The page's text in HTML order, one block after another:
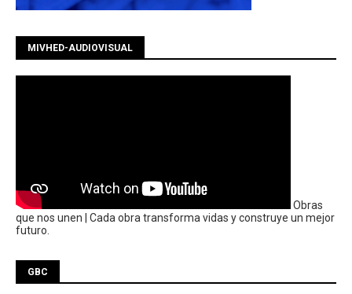
MIVHED-AUDIOVISUAL
Obras
que nos unen | Cada obra transforma vidas y construye un mejor
futuro.
GBC